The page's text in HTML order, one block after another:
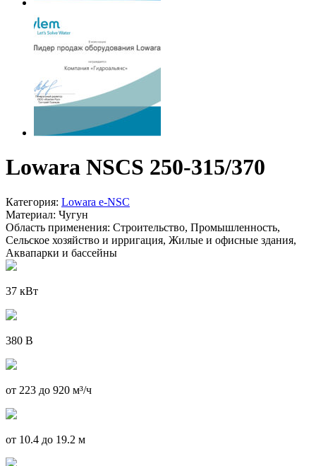
Lowara NSCS 250-315/370
Категория: Lowara e-NSC
Материал: Чугун
Область применения: Строительство, Промышленность,
Сельское хозяйство и ирригация, Жилые и офисные здания,
Аквапарки и бассейны
37 кВт
380 В
от 223 до 920 м³/ч
от 10.4 до 19.2 м